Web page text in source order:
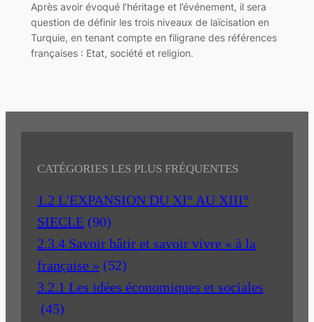
Après avoir évoqué l’héritage et l’événement, il sera
question de définir les trois niveaux de laïcisation en
Turquie, en tenant compte en filigrane des références
françaises : Etat, société et religion.
CATÉGORIES LES PLUS FRÉQUENTES
1.2 L'EXPANSION DU XI° AU XIII°
SIECLE (90)
2.3.4 Savoir bâtir et savoir vivre « à la
française » (52)
3.2.1 Les idées économiques et sociales
(45)